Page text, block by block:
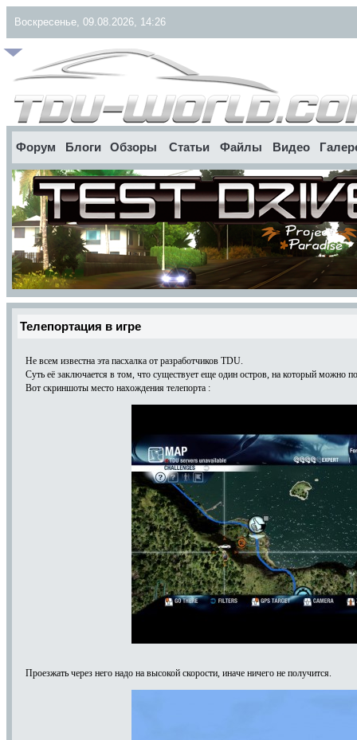
Воскресенье, 09.08.2026, 14:26
Форум Блоги Обзоры Статьи Файлы Видео
Телепортация в игре
Не всем известна эта пасхалка от разработчиков TDU.
Суть её заключается в том, что существует еще один остров, на который можно
Вот скриншоты место нахождения телепорта :
Проезжать через него надо на высокой скорости, иначе ничего не получится.